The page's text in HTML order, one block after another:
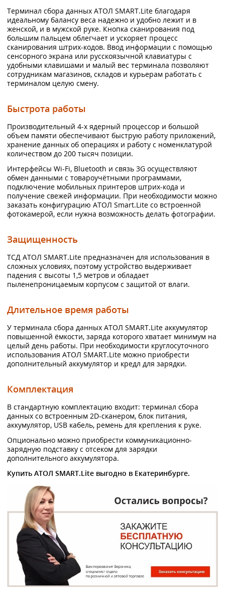
Терминал сбора данных АТОЛ SMART.Lite благодаря
идеальному балансу веса надежно и удобно лежит и в
женской, и в мужской руке. Кнопка сканирования под
большим пальцем облегчает и ускоряет процесс
сканирования штрих-кодов. Ввод информации с помощью
сенсорного экрана или русскоязычной клавиатуры с
удобными клавишами и малый вес терминала позволяют
сотрудникам магазинов, складов и курьерам работать с
терминалом целую смену.
Быстрота работы
Производительный 4-х ядерный процессор и большой
объем памяти обеспечивают быструю работу приложений,
хранение данных об операциях и работу с номенклатурой
количеством до 200 тысяч позиции.
Интерфейсы Wi-Fi, Bluetooth и связь 3G осуществляют
обмен данными с товароучётными программами,
подключение мобильных принтеров штрих-кода и
получение свежей информации. При необходимости можно
заказать конфигурацию АТОЛ Smart.Lite со встроенной
фотокамерой, если нужна возможность делать фотографии.
Защищенность
ТСД АТОЛ SMART.Lite предназначен для использования в
сложных условиях, поэтому устройство выдерживает
падения с высоты 1,5 метров и обладает
пыленепроницаемым корпусом с защитой от влаги.
Длительное время работы
У терминала сбора данных АТОЛ SMART.Lite аккумулятор
повышенной ёмкости, заряда которого хватает минимум на
целый день работы. При необходимости круглосуточного
использования АТОЛ SMART.Lite можно приобрести
дополнительный аккумулятор и кредл для зарядки.
Комплектация
В стандартную комплектацию входит: терминал сбора
данных со встроенным 2D-сканером, блок питания,
аккумулятор, USB кабель, ремень для крепления к руке.
Опционально можно приобрести коммуникационно-
зарядную подставку с отсеком для зарядки
дополнительного аккумулятора.
Купить АТОЛ SMART.Lite выгодно в Екатеринбурге.